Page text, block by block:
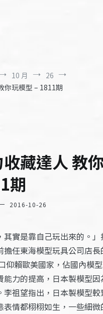
10 月
26
你玩模型 – 1811期
藏達人 教
期
2016-10-26
其實是靠自己玩出來的。
擔任東海模型玩具公司店
仰賴歐美國家，佔國內模
能力的提高，日本製模型
李祖望指出，日本製模型較
表情都栩栩如生，一些細